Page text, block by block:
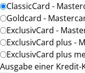
ClassicCard -
Goldcard -
ExclusivCard -
ExclusivCard plus -
ExclusivCard plus
Ausgabe einer Kredit-